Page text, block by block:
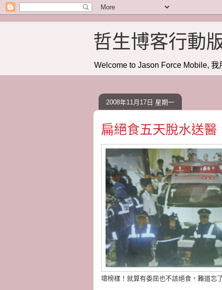
哲生博客行動
Welcome to Jason Force Mobile,
2008年11月17日 星期一
扁絕食五天脫水送醫
壞榜樣！就算有委屈也不該絕食，難道忘